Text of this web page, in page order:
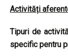
Activități
Tipuri de
specific pentru